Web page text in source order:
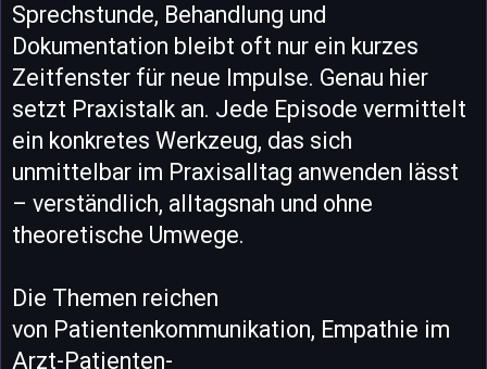
Sprechstunde, Behandlung und
Dokumentation bleibt oft nur ein kurzes
Zeitfenster für neue Impulse. Genau hier
setzt Praxistalk an. Jede Episode vermittelt
ein konkretes Werkzeug, das sich
unmittelbar im Praxisalltag anwenden lässt
– verständlich, alltagsnah und ohne
theoretische Umwege.
Die Themen reichen
von Patientenkommunikation, Empathie im
Arzt-Patienten-